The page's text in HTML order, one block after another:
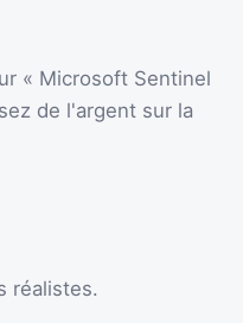
« Microsoft Sentinel
de l'argent sur la
réalistes.